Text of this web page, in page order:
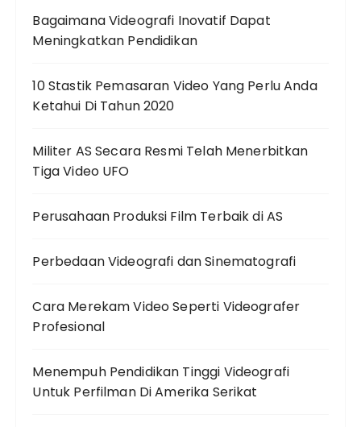
Bagaimana Videografi Inovatif Dapat
Meningkatkan Pendidikan
10 Stastik Pemasaran Video Yang Perlu Anda
Ketahui Di Tahun 2020
Militer AS Secara Resmi Telah Menerbitkan
Tiga Video UFO
Perusahaan Produksi Film Terbaik di AS
Perbedaan Videografi dan Sinematografi
Cara Merekam Video Seperti Videografer
Profesional
Menempuh Pendidikan Tinggi Videografi
Untuk Perfilman Di Amerika Serikat